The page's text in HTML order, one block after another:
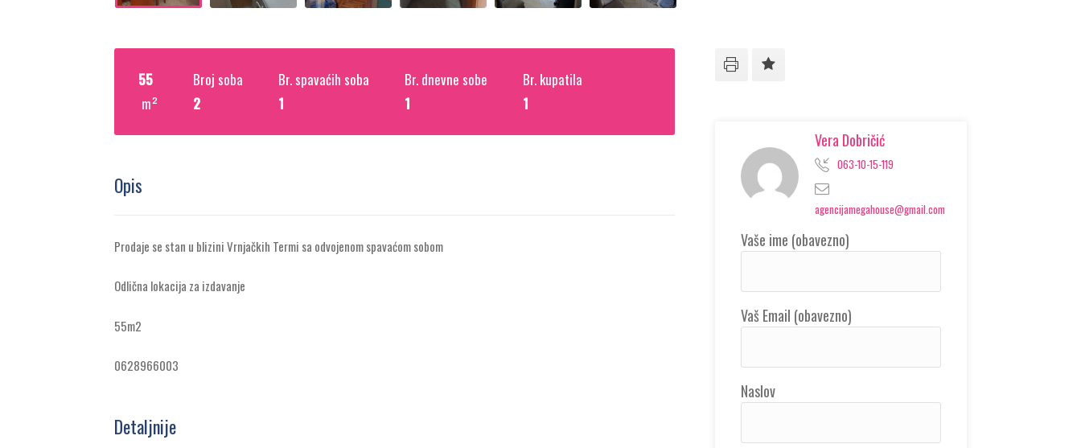
55
m²
Broj soba
2
Br. spavaćih soba
1
Br. dnevne sobe
1
Br. kupatila
1
Opis
Prodaje se stan u blizini Vrnjačkih Termi sa odvojenom spavaćom sobom
Odlična lokacija za izdavanje
55m2
0628966003
Detaljnije
Vera Dobričić
063-10-15-119
agencijamegahouse@gmail.com
Vaše ime (obavezno)
Vaš Email (obavezno)
Naslov